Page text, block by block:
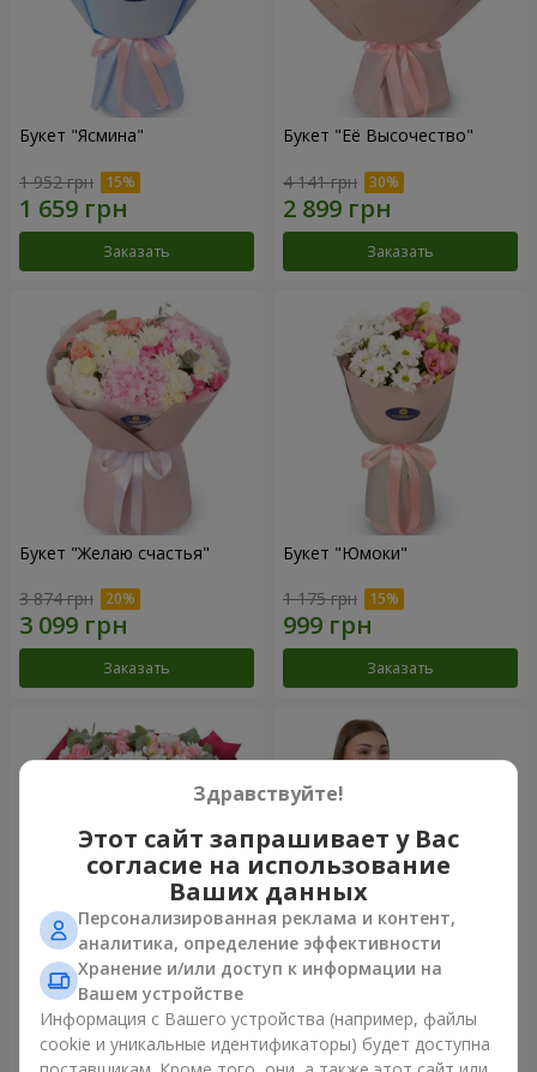
Букет "Ясмина"
1 952 грн
Заказать
Букет "Её Высочество"
4 141 грн
Заказать
Букет "Желаю счастья"
3 874 грн
Заказать
Букет "Юмоки"
1 175 грн
Заказать
Букет "Очарование
нежности"
3 199 грн
Композиция "Белоснежная
гармония"
2 665 грн
Здравствуйте!
Этот сайт запрашивает у Вас
согласие на использование
Ваших данных
Персонализированная реклама и контент,
аналитика, определение эффективности
Хранение и/или доступ к информации на
Вашем устройстве
Информация с Вашего устройства (например, файлы
cookie и уникальные идентификаторы) будет доступна